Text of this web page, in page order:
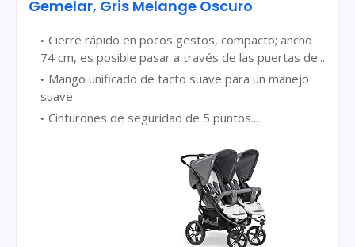
Gemelar, Gris Melange Oscuro
Cierre rápido en pocos gestos, compacto; ancho
74 cm, es posible pasar a través de las puertas de...
Mango unificado de tacto suave para un manejo
suave
Cinturones de seguridad de 5 puntos...